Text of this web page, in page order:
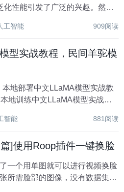
化性能引发了广泛的兴趣。然
物体的位置，每张图片都需要手
工智能 909阅读
型实战教程，民间羊驼模
地训练中文LLaMA模型实战教
文2：
智能 881阅读
]使用Roop插件一键换脸
一个用单图就可以进行视频换脸
所需脸部的图像，没有数据集，